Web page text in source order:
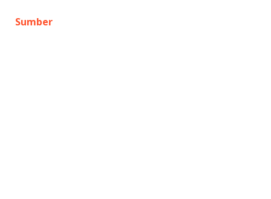
Sumber